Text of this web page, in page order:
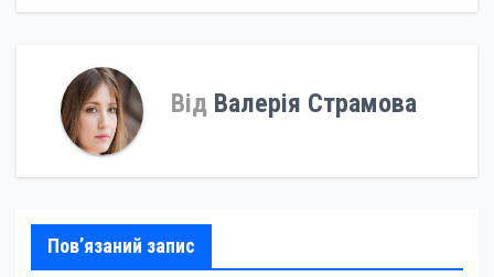
Від Валерія Страмова
Пов’язаний запис